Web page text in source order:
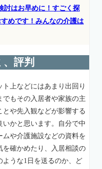
討はお早めに！すごく探
めです！みんなの介護は
評判
上などにはあまり出回り
でもその入居者や家族の主
や先入観などが影響する
かと思います。自分で中
や介護施設などの資料を
を確かめたり、入居相談の
ような1日を送るのか、ど